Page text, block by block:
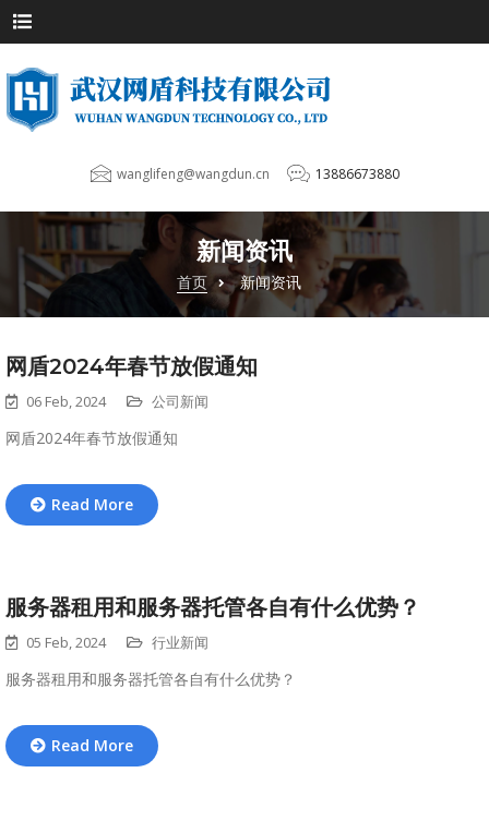
wanglifeng@wangdun.cn 13886673880
新闻资讯
首页 新闻资讯
网盾2024年春节放假通知
06 Feb, 2024 公司新闻
网盾2024年春节放假通知
Read More
服务器租用和服务器托管各自有什么优势？
05 Feb, 2024 行业新闻
服务器租用和服务器托管各自有什么优势？
Read More